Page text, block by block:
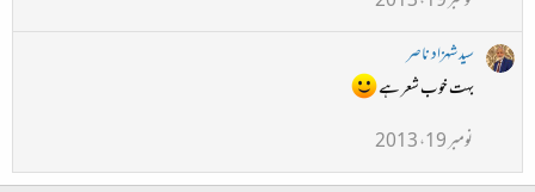
سید شہزاد ناصر
بہت خوب شعر ہے
نومبر 19، 2013